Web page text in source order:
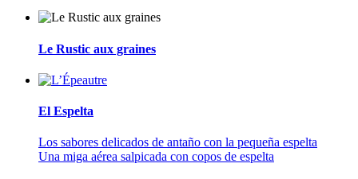
Le Rustic aux graines
El Espelta
Los sabores delicados de antaño con la pequeña espelta
Una miga aérea salpicada con copos de espelta